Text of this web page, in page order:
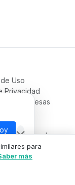
Uso
Privacidad
para Empresas
Serviços de
0001-79
para
más